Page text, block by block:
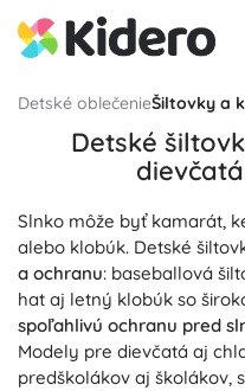
Detské oblečenieŠiltovky a
Detské
Slnko môže byť kamarát,
alebo klobúk. Detské
a ochranu: baseballová
hat aj letný klobúk so
spoľahlivú ochranu pred
Modely pre dievčatá aj
predškolákov aj školákov,